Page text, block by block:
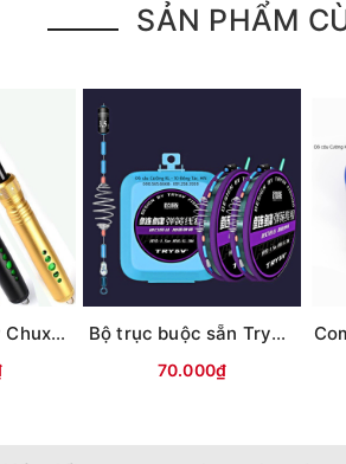
SẢN PHẨM
Hạ lóng cần tay Chuxian Bộ trục buộc sẵn Try&V hộp xanh 2c
70.000₫